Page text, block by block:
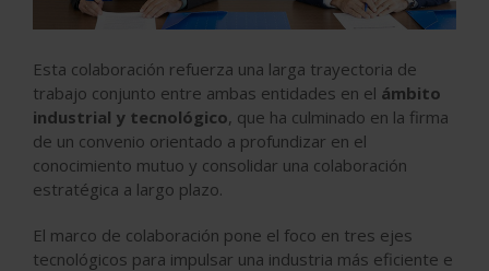
Esta colaboración refuerza una larga trayectoria de
trabajo conjunto entre ambas entidades en el ámbito
industrial y tecnológico, que ha culminado en la firma
de un convenio orientado a profundizar en el
conocimiento mutuo y consolidar una colaboración
estratégica a largo plazo.
El marco de colaboración pone el foco en tres ejes
tecnológicos para impulsar una industria más eficiente e